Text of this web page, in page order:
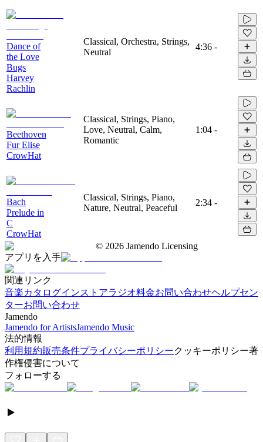
Dance of
the Love
Bugs
Harvey
Rachlin
Classical, Orchestra, Strings,
Neutral
4:36 -
Beethoven
Fur Elise
CrowHat
Classical, Strings, Piano,
Love, Neutral, Calm,
Romantic
1:04 -
Bach
Prelude in
C
CrowHat
Classical, Strings, Piano,
Nature, Neutral, Peaceful
2:34 -
© 2026 Jamendo Licensing
アプリを入手
関連リンク
音楽カタログインストアラジオ料金お問い合わせヘルプセン
ターお問い合わせ
Jamendo
Jamendo for ArtistsJamendo Music
法的情報
利用規約販売条件プライバシーポリシークッキーポリシー著
作権侵害について
フォローする